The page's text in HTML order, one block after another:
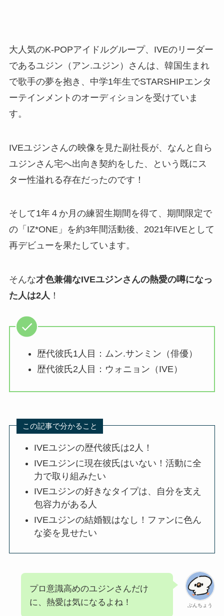
大人気のK-POPアイドルグループ、IVEのリーダー
であるユジン（アン.ユジン）さんは、韓国生まれ
で歌手の夢を抱き、中学1年生でSTARSHIPエンタ
ーテインメントのオーディションを受けていま
す。
IVEユジンさんの映像を見た副社長が、なんと自ら
ユジンさん宅へ出向き契約をした、という既にス
ター性溢れる存在だったのです！
そして1年４か月の練習生期間を得て、期間限定で
の「IZ*ONE」を約3年間活動後、2021年IVEとして
再デビューを果たしています。
そんな才色兼備なIVEユジンさんの熱愛の噂になっ
た人は2人 ！
歴代彼氏1人目：ムン.サンミン（俳優）
歴代彼氏2人目：ウォニョン（IVE）
この記事で分かること
IVEユジンの歴代彼氏は2人！
IVEユジンに現在彼氏はいない！活動に全
力で取り組みたい
IVEユジンの好きなタイプは、自分を支え
包容力がある人
IVEユジンの結婚観はなし！ファンに色ん
な姿を見せたい
ぶんちょう
プロ意識高めのユジンさんだけ
に、熱愛は気になるよね！